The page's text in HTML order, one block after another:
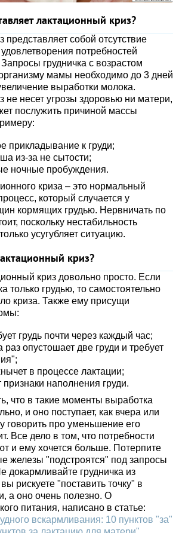
лактационный криз?
представляет собой отсутствие
потребностей
грудничка с возрастом
мамы необходимо до 3 дней
выработки молока.
не несет угрозы здоровью ни матери,
послужить причиной массы
прикладывание к груди;
из-за не сытости;
ночные пробуждения.
криза – это нормальный
который случается у
кормящих грудью. Нервничать по
поскольку нестабильность
усугубляет ситуацию.
криз?
криз довольно просто. Если
только грудью, то самостоятельно
криза. Также ему присущи
грудь почти через каждый час;
раз опустошает две груди и требует
в процессе лактации;
признаки наполнения груди.
что в такие моменты выработка
и оно поступает, как вчера или
говорить про уменьшение его
Все дело в том, что потребности
и ему хочется больше. Потерпите
железы "подстроятся" под запросы
докармливайте грудничка из
рискуете "поставить точку" в
а оно очень полезно. О
питания, написано в статье:
вскармливания: 10 пунктов "за"